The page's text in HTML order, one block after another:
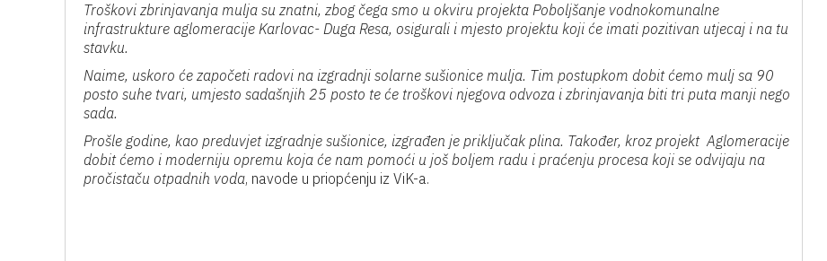
Troškovi zbrinjavanja mulja su znatni, zbog čega smo u okviru projekta Poboljšanje vodnokomunalne
infrastrukture aglomeracije Karlovac- Duga Resa, osigurali i mjesto projektu koji će imati pozitivan utjecaj i na tu
stavku.
Naime, uskoro će započeti radovi na izgradnji solarne sušionice mulja. Tim postupkom dobit ćemo mulj sa 90
posto suhe tvari, umjesto sadašnjih 25 posto te će troškovi njegova odvoza i zbrinjavanja biti tri puta manji nego
sada.
Prošle godine, kao preduvjet izgradnje sušionice, izgrađen je priključak plina. Također, kroz projekt Aglomeracije
dobit ćemo i moderniju opremu koja će nam pomoći u još boljem radu i praćenju procesa koji se odvijaju na
pročistaču otpadnih voda, navode u priopćenju iz ViK-a.